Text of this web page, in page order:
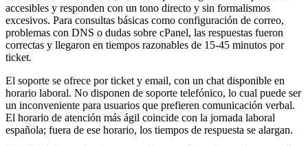
accesibles y responden con un tono directo y sin formalismos
excesivos. Para consultas básicas como configuración de correo,
problemas con DNS o dudas sobre cPanel, las respuestas fueron
correctas y llegaron en tiempos razonables de 15-45 minutos por
ticket.
El soporte se ofrece por ticket y email, con un chat disponible en
horario laboral. No disponen de soporte telefónico, lo cual puede ser
un inconveniente para usuarios que prefieren comunicación verbal.
El horario de atención más ágil coincide con la jornada laboral
española; fuera de ese horario, los tiempos de respuesta se alargan.